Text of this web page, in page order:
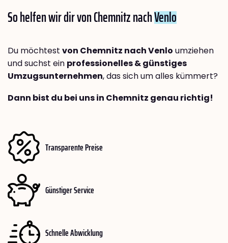
So helfen wir dir von Chemnitz nachVenlo
Du möchtest von Chemnitz nach Venlo umziehen
und suchst ein professionelles & günstiges
Umzugsunternehmen, das sich um alles kümmert?
Dann bist du bei uns in Chemnitz genau richtig!
Transparente Preise
Günstiger Service
Schnelle Abwicklung